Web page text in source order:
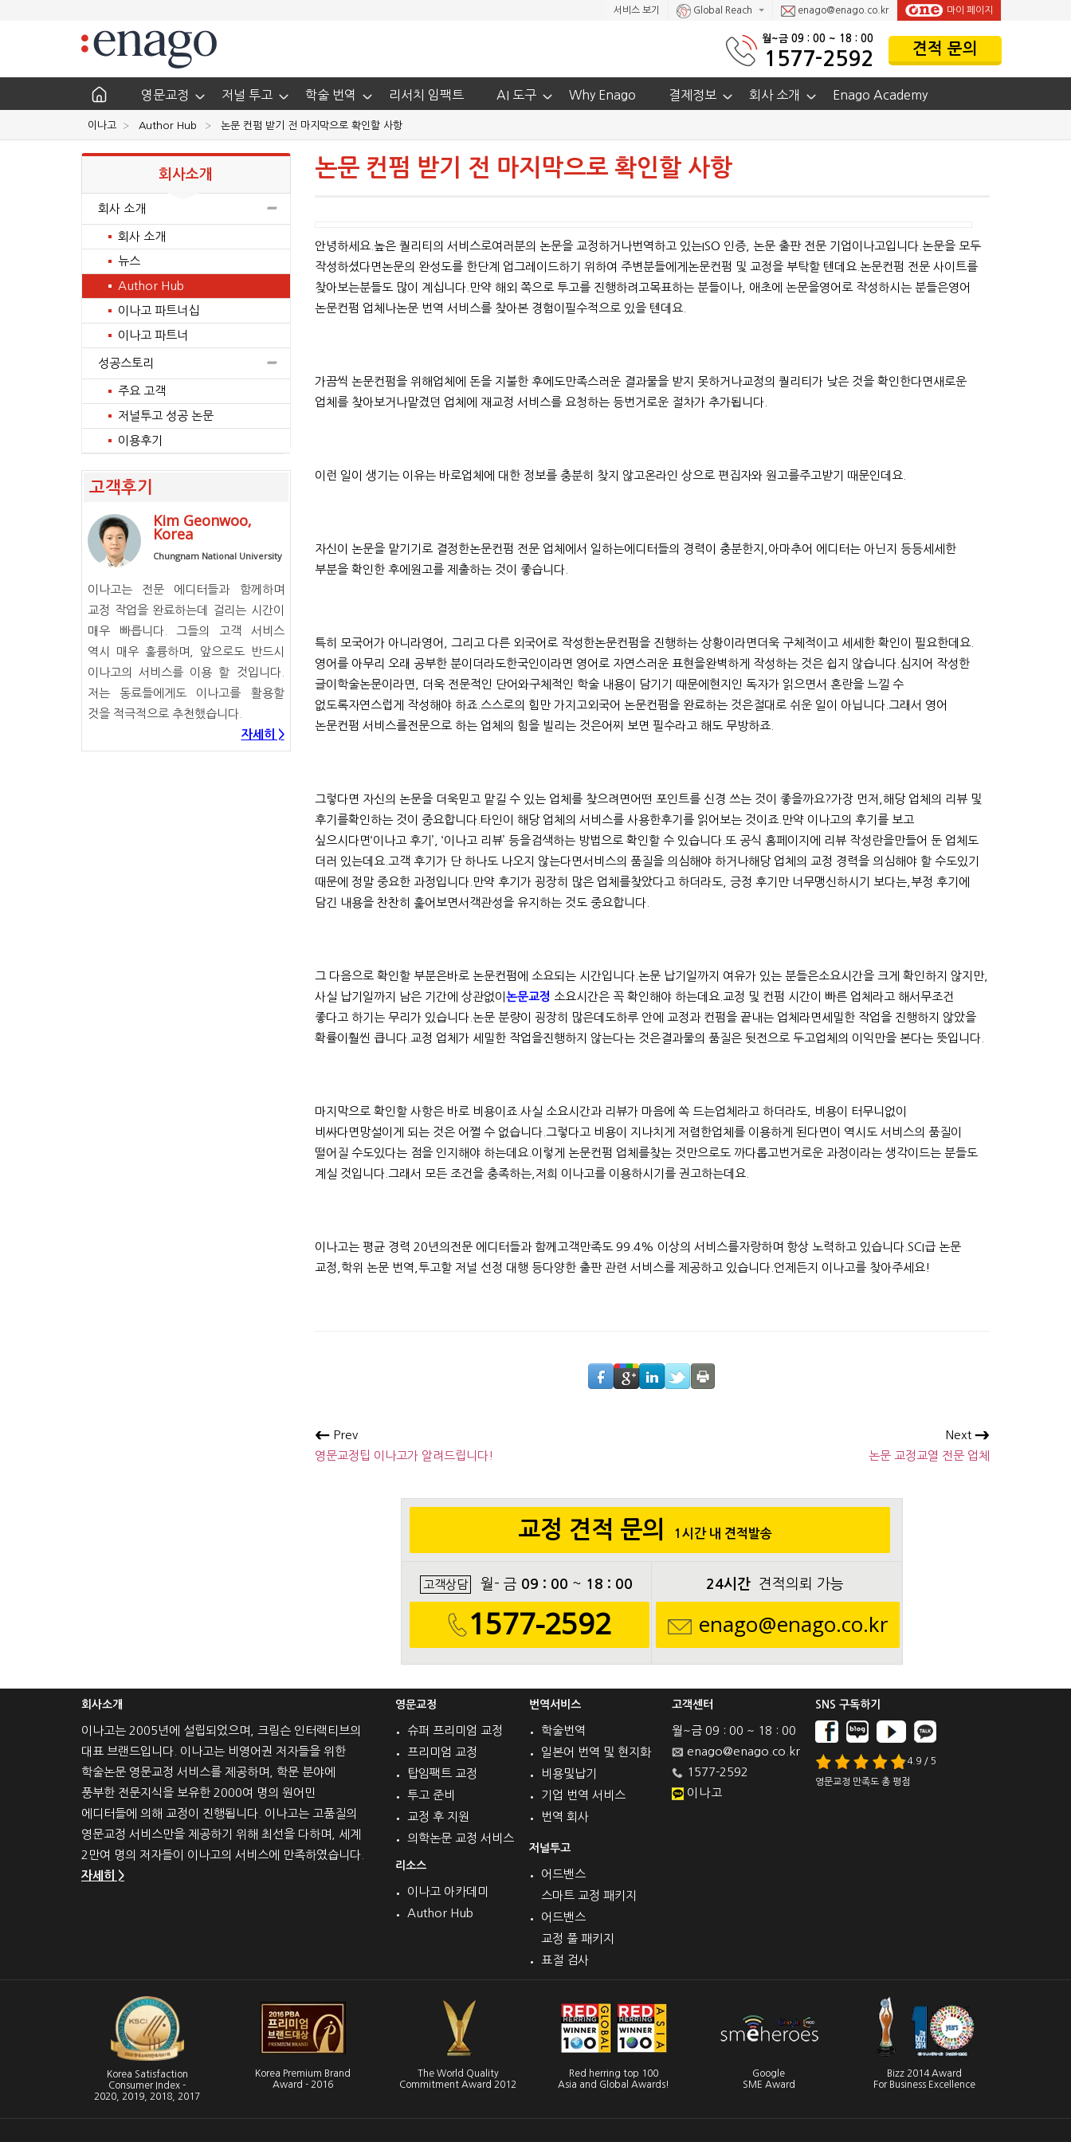
서비스 보기 Global Reach enago@enago.co.kr 마이 페이지
월~금 09 : 00 ~ 18 : 00
1577-2592 견적 문의
영문교정 저널 투고 학술 번역 리서치 임팩트 AI 도구 Why Enago 결제정보 회사 소개 Enago Academy
이나고 Author Hub 논문 컨펌 받기 전 마지막으로 확인할 사항
회사소개
회사 소개
회사 소개
뉴스
Author Hub
이나고 파트너십
이나고 파트너
성공스토리
주요 고객
저널투고 성공 논문
이용후기
고객후기
Kim Geonwoo,
Korea
Chungnam National University
이나고는 전문 에디터들과 함께하며
교정 작업을 완료하는데 걸리는 시간이
매우 빠릅니다. 그들의 고객 서비스
역시 매우 훌륭하며, 앞으로도 반드시
이나고의 서비스를 이용 할 것입니다.
저는 동료들에게도 이나고를 활용할
것을 적극적으로 추천했습니다.
자세히 >
논문 컨펌 받기 전 마지막으로 확인할 사항
안녕하세요.높은 퀄리티의 서비스로여러분의 논문을 교정하거나번역하고 있는ISO 인증, 논문 출판 전문 기업이나고입니다.논문을 모두
작성하셨다면논문의 완성도를 한단계 업그레이드하기 위하여 주변분들에게논문컨펌 및 교정을 부탁할 텐데요.논문컨펌 전문 사이트를
찾아보는분들도 많이 계십니다.만약 해외 쪽으로 투고를 진행하려고목표하는 분들이나, 애초에 논문을영어로 작성하시는 분들은영어
논문컨펌 업체나논문 번역 서비스를 찾아본 경험이필수적으로 있을 텐데요.
가끔씩 논문컨펌을 위해업체에 돈을 지불한 후에도만족스러운 결과물을 받지 못하거나교정의 퀄리티가 낮은 것을 확인한다면새로운
업체를 찾아보거나맡겼던 업체에 재교정 서비스를 요청하는 등번거로운 절차가 추가됩니다.
이런 일이 생기는 이유는 바로업체에 대한 정보를 충분히 찾지 않고온라인 상으로 편집자와 원고를주고받기 때문인데요.
자신이 논문을 맡기기로 결정한논문컨펌 전문 업체에서 일하는에디터들의 경력이 충분한지,아마추어 에디터는 아닌지 등등세세한
부분을 확인한 후에원고를 제출하는 것이 좋습니다.
특히 모국어가 아니라영어, 그리고 다른 외국어로 작성한논문컨펌을 진행하는 상황이라면더욱 구체적이고 세세한 확인이 필요한데요.
영어를 아무리 오래 공부한 분이더라도한국인이라면 영어로 자연스러운 표현을완벽하게 작성하는 것은 쉽지 않습니다.심지어 작성한
글이학술논문이라면, 더욱 전문적인 단어와구체적인 학술 내용이 담기기 때문에현지인 독자가 읽으면서 혼란을 느낄 수
없도록자연스럽게 작성해야 하죠.스스로의 힘만 가지고외국어 논문컨펌을 완료하는 것은절대로 쉬운 일이 아닙니다.그래서 영어
논문컨펌 서비스를전문으로 하는 업체의 힘을 빌리는 것은어찌 보면 필수라고 해도 무방하죠.
그렇다면 자신의 논문을 더욱믿고 맡길 수 있는 업체를 찾으려면어떤 포인트를 신경 쓰는 것이 좋을까요?가장 먼저,해당 업체의 리뷰 및
후기를확인하는 것이 중요합니다.타인이 해당 업체의 서비스를 사용한후기를 읽어보는 것이죠.만약 이나고의 후기를 보고
싶으시다면‘이나고 후기’, ‘이나고 리뷰’ 등을검색하는 방법으로 확인할 수 있습니다.또 공식 홈페이지에 리뷰 작성란을만들어 둔 업체도
더러 있는데요.고객 후기가 단 하나도 나오지 않는다면서비스의 품질을 의심해야 하거나해당 업체의 교정 경력을 의심해야 할 수도있기
때문에 정말 중요한 과정입니다.만약 후기가 굉장히 많은 업체를찾았다고 하더라도, 긍정 후기만 너무맹신하시기 보다는,부정 후기에
담긴 내용을 찬찬히 훑어보면서객관성을 유지하는 것도 중요합니다.
그 다음으로 확인할 부분은바로 논문컨펌에 소요되는 시간입니다.논문 납기일까지 여유가 있는 분들은소요시간을 크게 확인하지 않지만,
사실 납기일까지 남은 기간에 상관없이 논문교정 소요시간은 꼭 확인해야 하는데요.교정 및 컨펌 시간이 빠른 업체라고 해서무조건
좋다고 하기는 무리가 있습니다.논문 분량이 굉장히 많은데도하루 안에 교정과 컨펌을 끝내는 업체라면세밀한 작업을 진행하지 않았을
확률이훨씬 큽니다.교정 업체가 세밀한 작업을진행하지 않는다는 것은결과물의 품질은 뒷전으로 두고업체의 이익만을 본다는 뜻입니다.
마지막으로 확인할 사항은 바로 비용이죠.사실 소요시간과 리뷰가 마음에 쏙 드는업체라고 하더라도, 비용이 터무니없이
비싸다면망설이게 되는 것은 어쩔 수 없습니다.그렇다고 비용이 지나치게 저렴한업체를 이용하게 된다면이 역시도 서비스의 품질이
떨어질 수도있다는 점을 인지해야 하는데요.이렇게 논문컨펌 업체를찾는 것만으로도 까다롭고번거로운 과정이라는 생각이드는 분들도
계실 것입니다.그래서 모든 조건을 충족하는,저희 이나고를 이용하시기를 권고하는데요.
이나고는 평균 경력 20년의전문 에디터들과 함께고객만족도 99.4% 이상의 서비스를자랑하며 항상 노력하고 있습니다.SCI급 논문
교정,학위 논문 번역,투고할 저널 선정 대행 등다양한 출판 관련 서비스를 제공하고 있습니다.언제든지 이나고를 찾아주세요!
Prev
영문교정팁 이나고가 알려드립니다!
Next
논문 교정교열 전문 업체
교정 견적 문의 1시간 내 견적발송
고객상담 월- 금 09 : 00 ~ 18 : 00
1577-2592
24시간 견적의뢰 가능
enago@enago.co.kr
회사소개
이나고는 2005년에 설립되었으며, 크림슨 인터랙티브의
대표 브랜드입니다. 이나고는 비영어권 저자들을 위한
학술논문 영문교정 서비스를 제공하며, 학문 분야에
풍부한 전문지식을 보유한 2000여 명의 원어민
에디터들에 의해 교정이 진행됩니다. 이나고는 고품질의
영문교정 서비스만을 제공하기 위해 최선을 다하며, 세계
2만여 명의 저자들이 이나고의 서비스에 만족하였습니다.
자세히 >
영문교정
슈퍼 프리미엄 교정
프리미엄 교정
탑임팩트 교정
투고 준비
교정 후 지원
의학논문 교정 서비스
리소스
이나고 아카데미
Author Hub
번역서비스
학술번역
일본어 번역 및 현지화
비용및납기
기업 번역 서비스
번역 회사
저널투고
어드밴스
스마트 교정 패키지
어드밴스
교정 풀 패키지
표절 검사
고객센터
월~금 09 : 00 ~ 18 : 00
enago@enago.co.kr
1577-2592
이나고
SNS 구독하기
4.9 / 5
영문교정 만족도 총 평점
Korea Satisfaction
Consumer Index -
2020, 2019, 2018, 2017
Korea Premium Brand
Award - 2016
The World Quality
Commitment Award 2012
Red herring top 100
Asia and Global Awards!
Google
SME Award
Bizz 2014 Award
For Business Excellence